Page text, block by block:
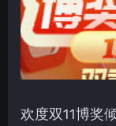
欢度双11博奖